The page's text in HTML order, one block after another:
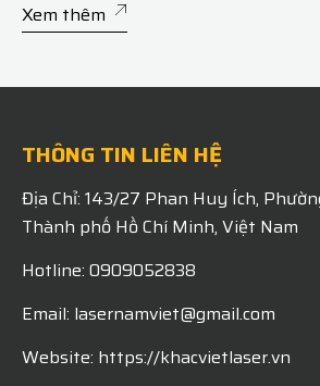
Xem thêm
THÔNG TIN LIÊN HỆ
Địa Chỉ: 143/27 Phan Huy Ích,
Thành phố Hồ Chí Minh, Việt Nam
Hotline: 0909052838
Email: lasernamviet@gmail.com
Website: https://khacvietlaser.vn